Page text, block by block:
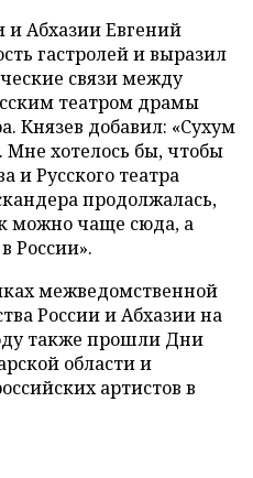
и Абхазии Евгений
гастролей и выразил
связи между
театром драмы
Князев добавил: «Сухум
хотелось бы, чтобы
и Русского театра
продолжалась,
можно чаще сюда, а
России».
межведомственной
России и Абхазии на
также прошли Дни
области и
артистов в